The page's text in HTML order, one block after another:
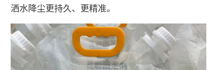
洒水降尘更持久、更精准。